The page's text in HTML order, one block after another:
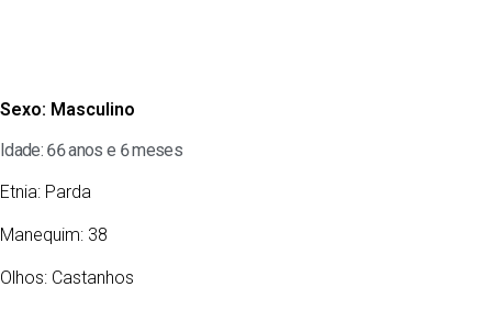
Sexo: Masculino
Idade: 66 anos e 6 meses
Etnia: Parda
Manequim: 38
Olhos: Castanhos